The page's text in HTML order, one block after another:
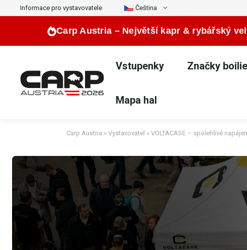
PřeskočitInformace pro vystavovatele Čeština
Carp Austria –Největší kapr & rybářský
Vstupenky Značky
Mapa hal
Carp Austria » Vystavovatel » VOLTACASE – spolehlivé